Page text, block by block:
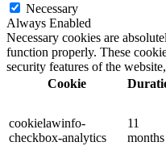
Necessary
Always Enabled
Necessary cookies are
function properly. These
security features of the
Cookie
cookielawinfo-
checkbox-analytics
11
months